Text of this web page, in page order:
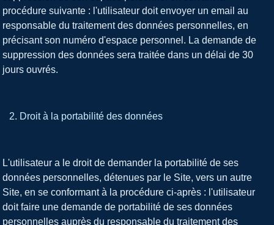
procédure suivante : l'utilisateur doit envoyer un email au
responsable du traitement des données personnelles, en
précisant son numéro d'espace personnel. La demande de
suppression des données sera traitée dans un délai de 30
jours ouvrés.
Droit à la portabilité des données
L'utilisateur a le droit de demander la portabilité de ses
données personnelles, détenues par le Site, vers un autre
Site, en se conformant à la procédure ci-après : l'utilisateur
doit faire une demande de portabilité de ses données
personnelles auprès du responsable du traitement des